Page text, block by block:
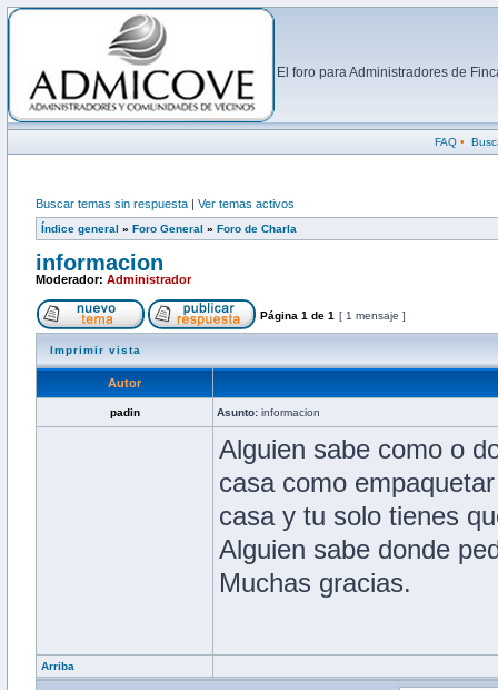
El foro para Administradores de
FAQ•
Buscar temas sin respuesta | Ver temas activos
Índice general » Foro General » Foro de Charla
informacion
Moderador: Administrador
Página 1 de 1 [ 1 mensaje ]
Imprimir vista
Autor
padin Asunto: informacion
Alguien sabe como o
casa como
casa y tu solo tienes
Alguien sabe donde
Muchas gracias.
Arriba